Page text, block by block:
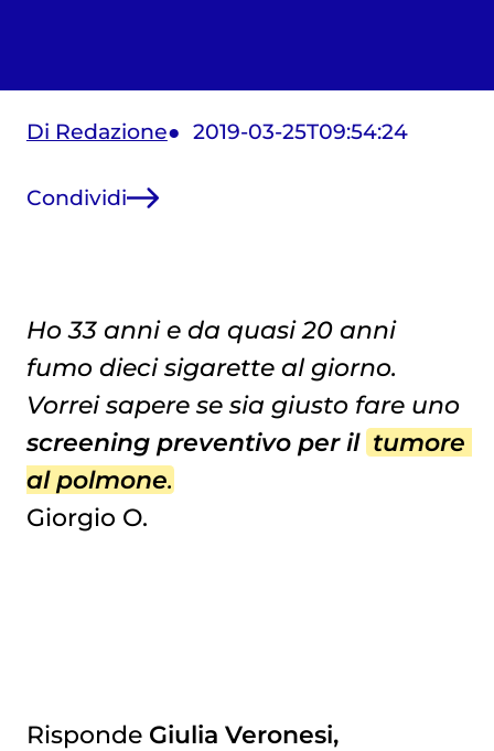
Di Redazione 2019-03-25T09:54:24
Condividi
Ho 33 anni e da quasi 20 anni
fumo dieci sigarette al giorno.
Vorrei sapere se sia giusto fare uno
screening preventivo per il tumore
al polmone.
Giorgio O.
Risponde Giulia Veronesi,